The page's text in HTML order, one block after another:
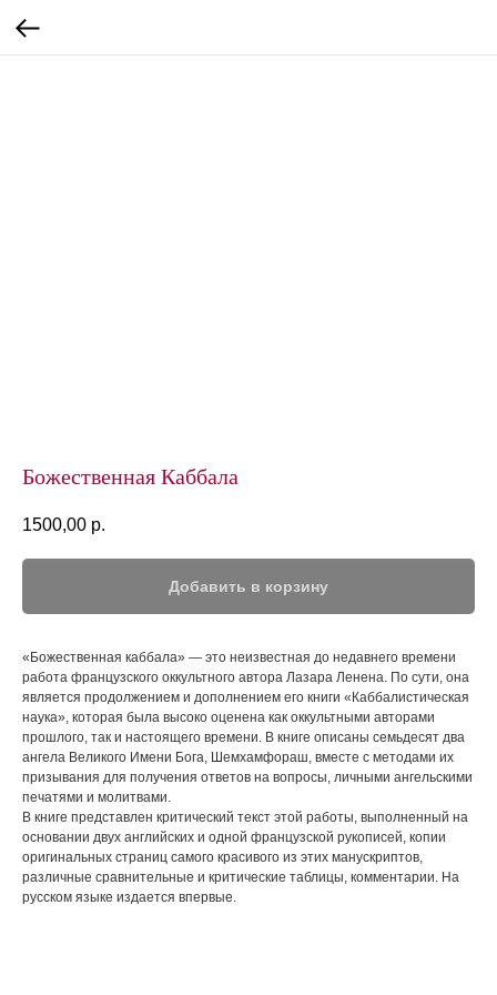
Божественная Каббала
1500,00 р.
Добавить в корзину
«Божественная каббала» — это неизвестная до недавнего времени
работа французского оккультного автора Лазара Ленена. По сути, она
является продолжением и дополнением его книги «Каббалистическая
наука», которая была высоко оценена как оккультными авторами
прошлого, так и настоящего времени. В книге описаны семьдесят два
ангела Великого Имени Бога, Шемхамфораш, вместе с методами их
призывания для получения ответов на вопросы, личными ангельскими
печатями и молитвами.
В книге представлен критический текст этой работы, выполненный на
основании двух английских и одной французской рукописей, копии
оригинальных страниц самого красивого из этих манускриптов,
различные сравнительные и критические таблицы, комментарии. На
русском языке издается впервые.